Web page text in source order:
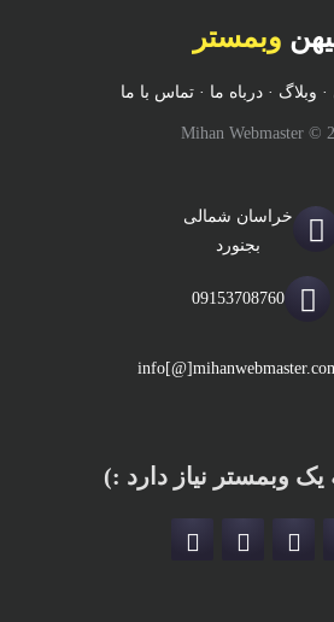
وبمستر
· وبلاگ ·درباه ما ·تماس با ما
Mihan Webmaster ©
خراسان شمالی
بجنورد
09153708760
یک وبمستر نیاز دارد :)